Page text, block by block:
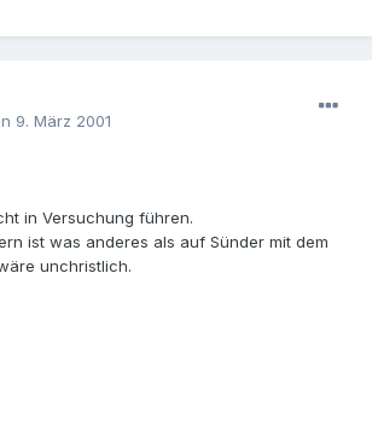
9. März 2001
in Versuchung führen.
ist was anderes als auf Sünder mit dem
unchristlich.